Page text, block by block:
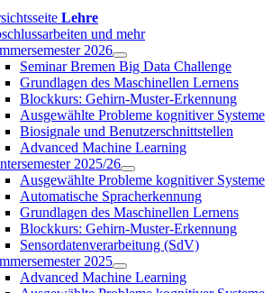
Lehre
und mehr
2026
Seminar Bremen Big Data Challenge
Grundlagen des Maschinellen Lernens
Blockkurs: Gehirn-Muster-Erkennung
Ausgewählte Probleme kognitiver Systeme
Biosignale und Benutzerschnittstellen
Advanced Machine Learning
2025/26
Ausgewählte Probleme kognitiver Systeme
Automatische Spracherkennung
Grundlagen des Maschinellen Lernens
Blockkurs: Gehirn-Muster-Erkennung
Sensordatenverarbeitung (SdV)
2025
Advanced Machine Learning